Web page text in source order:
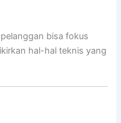
bisa fokus
hal-hal teknis yang